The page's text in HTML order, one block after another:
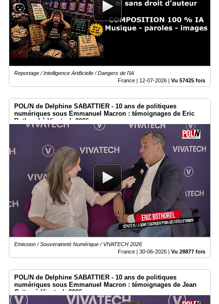
Reportage / Intelligence Artificielle / Dangers de l'IA
France | 12-07-2026 | Vu 57425 fois
POL/N de Delphine SABATTIER - 10 ans de politiques
numériques sous Emmanuel Macron : témoignages de Eric
Bothorel à Vivatech 2026
Emission / Souveraineté Numérique / VIVATECH 2026
France | 30-06-2026 Vu 28877 fois
POL/N de Delphine SABATTIER - 10 ans de politiques
numériques sous Emmanuel Macron : témoignages de Jean
Cattan à Vivatech 2026